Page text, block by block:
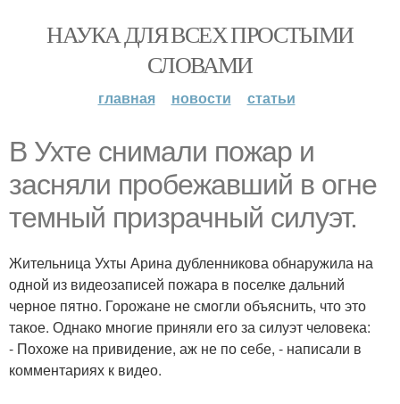
НАУКА ДЛЯ ВСЕХ ПРОСТЫМИ
СЛОВАМИ
главная новости статьи
В Ухте снимали пожар и
засняли пробежавший в огне
темный призрачный силуэт.
Жительница Ухты Арина дубленникова обнаружила на
одной из видеозаписей пожара в поселке дальний
черное пятно. Горожане не смогли объяснить, что это
такое. Однако многие приняли его за силуэт человека:
- Похоже на привидение, аж не по себе, - написали в
комментариях к видео.